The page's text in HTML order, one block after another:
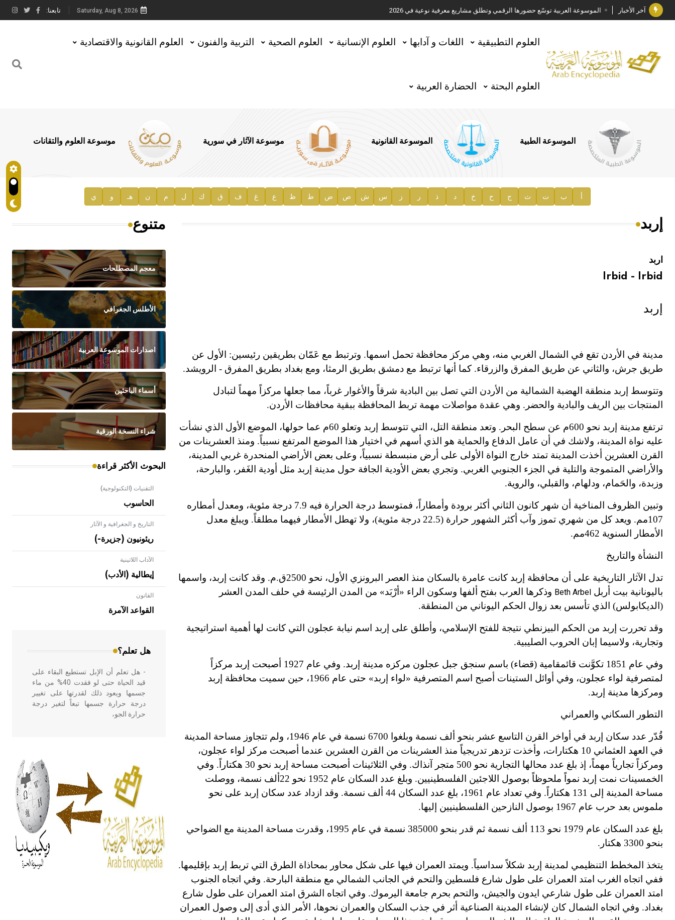
آخر الأخبار الموسوعة العربية توسّع حضورها الرقمي وتطلق مشاريع معرفية نوعية في 2026
جائزة مجمع الملك سلمان العالمي للغة العربية 2025
الأستاذ إياد خالد الطباع مدير عام لهيئة الموسوعة العربية
السيد محمد ياسين صالح وزيرا للثقافة
توصيات مجلس الإدارة
صدور المجلد السابع من موسوعة الآثار في سورية
إعلان..
Saturday, Aug 8, 2026 تابعنا:
العلوم التطبيقية اللغات و آدابها العلوم الإنسانية العلوم الصحية التربية والفنون العلوم القانونية والاقتصادية
العلوم البحتة الحضارة العربية
الموسوعة الطبية الموسوعة القانونية موسوعة الآثار في سورية موسوعة العلوم والتقانات
أ ب ت ث ج ح خ د ذ ر ز س ش ص ض ط ظ ع غ ف ق ك ل م ن هـ و ي
إربد
اربد
Irbid - Irbid
إربد
مدينة في الأردن تقع في الشمال الغربي منه، وهي مركز محافظة تحمل اسمها. وترتبط مع عَمّان بطريقين رئيسين: الأول عن
طريق جرش، والثاني عن طريق المفرق والزرقاء. كما أنها ترتبط مع دمشق بطريق الرمثا، ومع بغداد بطريق المفرق - الرويشد.
وتتوسط إربد منطقة الهضبة الشمالية من الأردن التي تصل بين البادية شرقاً والأغوار غرباً، مما جعلها مركزاً مهماً لتبادل
المنتجات بين الريف والبادية والحضر. وهي عقدة مواصلات مهمة تربط المحافظة ببقية محافظات الأردن.
ترتفع مدينة إربد نحو 600م عن سطح البحر. وتعد منطقة التل، التي تتوسط إربد وتعلو 60م عما حولها، الموضع الأول الذي نشأت
عليه نواة المدينة، ولاشك في أن عامل الدفاع والحماية هو الذي أسهم في اختيار هذا الموضع المرتفع نسبياً. ومنذ العشرينات من
القرن العشرين أخذت المدينة تمتد خارج النواة الأولى على أرض منبسطة نسبياً، وعلى بعض الأراضي المنحدرة غربي المدينة،
والأراضي المتموجة والتلية في الجزء الجنوبي الغربي. وتجري بعض الأودية الجافة حول مدينة إربد مثل أودية الغَفر، والبارحة،
وزبدة، والحَمام، ودلهام، والقبلي، والروية.
وتبين الظروف المناخية أن شهر كانون الثاني أكثر برودة وأمطاراً، فمتوسط درجة الحرارة فيه 7.9 درجة مئوية، ومعدل أمطاره
107مم. ويعد كل من شهري تموز وآب أكثر الشهور حرارة (22.5 درجة مئوية)، ولا تهطل الأمطار فيهما مطلقاً. ويبلغ معدل
الأمطار السنوية 462مم.
النشأة والتاريخ
تدل الآثار التاريخية على أن محافظة إربد كانت عامرة بالسكان منذ العصر البرونزي الأول، نحو 2500ق.م. وقد كانت إربد، واسمها
باليونانية بيت أربل Beth Arbel وذكرها العرب بفتح ألفها وسكون الراء «أرْبَد» من المدن الرئيسة في حلف المدن العشر
(الديكابولس) الذي تأسس بعد زوال الحكم اليوناني من المنطقة.
وقد تحررت إربد من الحكم البيزنطي نتيجة للفتح الإسلامي، وأطلق على إربد اسم نيابة عجلون التي كانت لها أهمية استراتيجية
وتجارية، ولاسيما إبان الحروب الصليبية.
وفي عام 1851 تكوَّنت قائمقامية (قضاء) باسم سنجق جبل عجلون مركزه مدينة إربد. وفي عام 1927 أصبحت إربد مركزاً
لمتصرفية لواء عجلون، وفي أوائل الستينات أصبح اسم المتصرفية «لواء إربد» حتى عام 1966، حين سميت محافظة إربد
ومركزها مدينة إربد.
التطور السكاني والعمراني
قُدّر عدد سكان إربد في أواخر القرن التاسع عشر بنحو ألف نسمة وبلغوا 6700 نسمة في عام 1946، ولم تتجاوز مساحة المدينة
في العهد العثماني 10 هك
تارات، وأخذت تزدهر تدريجياً منذ العشرينات من القرن العشرين عندما أصبحت مركز لواء عجلون،
ومركزاً تجارياً مهماً، إذ بلغ عدد محالها التجارية نحو 500 متجر آنذاك. وفي الثلاثينات أصبحت مساحة إربد نحو 30 هكتاراً. وفي
الخمسينات نمت إربد نمواً ملحوظاً بوصول اللاجئين الفلسطينيين. وبلغ عدد السكان عام 1952 نحو 22ألف نسمة، ووصلت
مساحة المدينة إلى 131 هكتاراً. وفي تعداد عام 1961، بلغ عدد السكان 44 ألف نسمة. وقد ازداد عدد سكان إربد على نحو
ملموس بعد حرب عام 1967 بوصول النازحين الفلسطينيين إليها.
بلغ عدد السكان عام 1979 نحو 113 ألف نسمة ثم قدر بنحو 385000 نسمة في عام 1995، وقدرت مساحة المدينة مع الضواحي
بنحو 3300 هكتار.
يتخذ المخطط التنظيمي لمدينة إربد شكلاً سداسياً. ويمتد العمران فيها على شكل محاور بمحاذاة الطرق التي تربط إربد بإقليمها.
ففي اتجاه الغرب امتد العمران على طول شارع فلسطين والتحم في الجانب الشمالي مع منطقة البارحة. وفي اتجاه الجنوب
امتد العمران على طول شارعي ايدون والجيش، والتحم بحرم جامعة اليرموك. وفي اتجاه الشرق امتد العمران على طول شارع
بغداد. وفي اتجاه الشمال كان لإنشاء المدينة الصناعية أثر في جذب السكان والعمران نحوها، الأمر الذي أدى إلى وصول العمران
متنوع
معجم المصطلحات
الأطلس الجغرافي
اصدارات الموسوعة العربية
أسماء الباحثين
شراء النسخة الورقية
البحوث الأكثر قراءة
التقنيات (التكنولوجية)
الحاسوب
التاريخ و الجغرافية و الآثار
ريئونيون (جزيرة-)
الآداب اللاتينية
إيطالية (الأدب)
القانون
القواعد الآمرة
هل تعلم؟
- هل تعلم أن الأبلق نوع من الفنون
الهندسية التي ارتبطت بالعمارة الإسلامية
في بلاد الشام ومصر خاصة، حيث يحرص
- هل تعلم أن الإبل تستطيع البقاء على
قيد الحياة حتى لو فقدت 40% من ماء
جسمها ويعود ذلك لقدرتها على تغيير
درجة حرارة جسمها تبعاً لتغير درجة
حرارة الجو،
أربعة مؤلفات هي: الحكم، الأدلة، تنظيم
التغذية، ورسالته في جروح الرأس.
ويعود له الفضل بأنه حرر الطب من
الدين والفلسفة.
- هل تعلم أن المرجان إفراز حيواني
يتكون في البحر ويتركب من مادة
كربونات الكلسيوم، وهو أحمر أو شديد
الحمرة وهو أجود أنواعه، ويمتاز بكبر
الحجم ويسمى الش